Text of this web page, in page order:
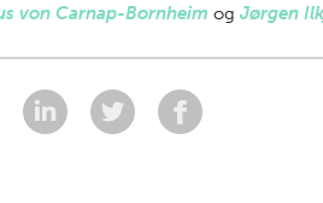
von Carnap-Bornheim og Jørgen